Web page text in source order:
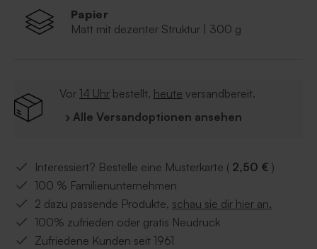
Papier
Matt mit dezenter Struktur | 300 g
Vor 14 Uhr bestellt, heute versandbereit.
› Alle Versandoptionen ansehen
Interessiert? Bestelle eine Musterkarte ( 2,50 € )
100 % Familienunternehmen
2 dazu passende Produkte, schau sie dir hier an.
100% zufrieden oder gratis Neudruck
Zufriedene Kunden seit 1961